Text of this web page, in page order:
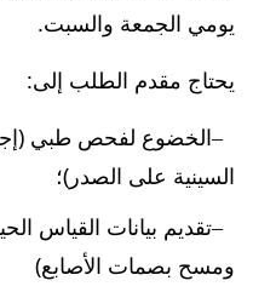
يومي الجمعة والسبت.
يحتاج مقدم الطلب إلى:
الخضوع لفحص طبي
السينية على الصدر)؛
تقديم بيانات القياس
ومسح بصمات الأصابع)